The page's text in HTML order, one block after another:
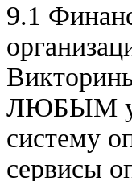
9.1
ЛЮБЫМ
систему
сервисы